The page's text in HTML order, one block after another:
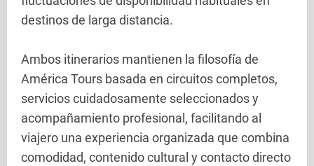
destinos de larga distancia.
Ambos itinerarios mantienen la filosofía de
América Tours basada en circuitos completos,
servicios cuidadosamente seleccionados y
acompañamiento profesional, facilitando al
viajero una experiencia organizada que combina
comodidad, contenido cultural y contacto directo